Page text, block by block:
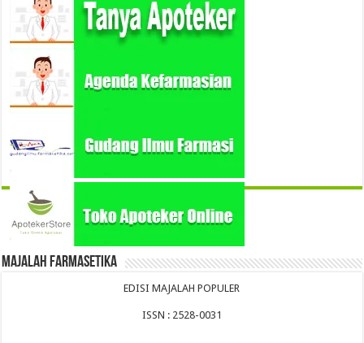
Majalah Farmasetika
EDISI MAJALAH POPULER
ISSN : 2528-0031